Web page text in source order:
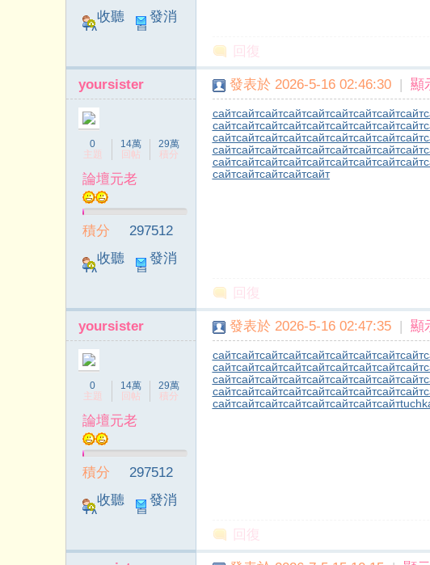
收聽
TA
發消
息
回復
yoursister
0
主題
14萬
回帖
29萬
積分
論壇元老
積分
297512
收聽
TA
發消
息
發表於 2026-5-16 02:46:30 | 顯
сайтсайтсайтсайтсайтсайтсайтсайтсайт
сайтсайтсайтсайтсайтсайтсайтсайтсайт
сайтсайтсайтсайтсайтсайтсайтсайтсайт
сайтсайтсайтсайтсайтсайтсайтсайтсайт
сайтсайтсайтсайтсайтсайтсайтсайтсайт
сайтсайтсайтсайтсайт
回復
yoursister
0
主題
14萬
回帖
29萬
積分
論壇元老
積分
297512
收聽
TA
發消
息
發表於 2026-5-16 02:47:35 | 顯
сайтсайтсайтсайтсайтсайтсайтсайтсайт
сайтсайтсайтсайтсайтсайтсайтсайтсайт
сайтсайтсайтсайтсайтсайтсайтсайтсайт
сайтсайтсайтсайтсайтсайтсайтсайтсайт
сайтсайтсайтсайтсайтсайтсайтсайт
回復